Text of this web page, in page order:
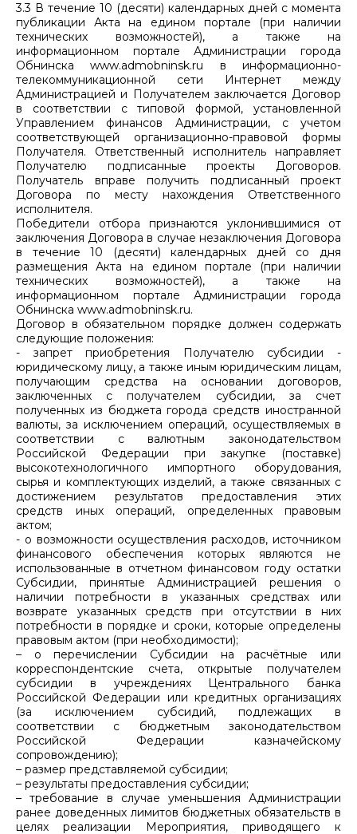
3.3 В течение 10 (десяти) календарных дней с момента
публикации Акта на едином портале (при наличии
технических возможностей), а также на
информационном портале Администрации города
Обнинска www.admobninsk.ru в информационно-
телекоммуникационной сети Интернет между
Администрацией и Получателем заключается Договор
в соответствии с типовой формой, установленной
Управлением финансов Администрации, с учетом
соответствующей организационно-правовой формы
Получателя. Ответственный исполнитель направляет
Получателю подписанные проекты Договоров.
Получатель вправе получить подписанный проект
Договора по месту нахождения Ответственного
исполнителя.
Победители отбора признаются уклонившимися от
заключения Договора в случае незаключения Договора
в течение 10 (десяти) календарных дней со дня
размещения Акта на едином портале (при наличии
технических возможностей), а также на
информационном портале Администрации города
Обнинска www.admobninsk.ru.
Договор в обязательном порядке должен содержать
следующие положения:
- запрет приобретения Получателю субсидии -
юридическому лицу, а также иным юридическим лицам,
получающим средства на основании договоров,
заключенных с получателем субсидии, за счет
полученных из бюджета города средств иностранной
валюты, за исключением операций, осуществляемых в
соответствии с валютным законодательством
Российской Федерации при закупке (поставке)
высокотехнологичного импортного оборудования,
сырья и комплектующих изделий, а также связанных с
достижением результатов предоставления этих
средств иных операций, определенных правовым
актом;
- о возможности осуществления расходов, источником
финансового обеспечения которых являются не
использованные в отчетном финансовом году остатки
Субсидии, принятые Администрацией решения о
наличии потребности в указанных средствах или
возврате указанных средств при отсутствии в них
потребности в порядке и сроки, которые определены
правовым актом (при необходимости);
– о перечислении Субсидии на расчётные или
корреспондентские счета, открытые получателем
субсидии в учреждениях Центрального банка
Российской Федерации или кредитных организациях
(за исключением субсидий, подлежащих в
соответствии с бюджетным законодательством
Российской Федерации казначейскому
сопровождению);
– размер представляемой субсидии;
– результаты предоставления субсидии;
– требование в случае уменьшения Администрации
ранее доведенных лимитов бюджетных обязательств в
целях реализации Мероприятия, приводящего к